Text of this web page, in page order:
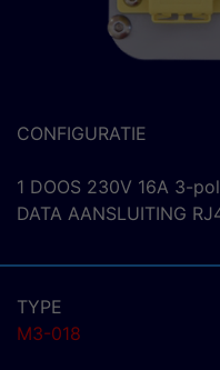
CONFIGURATIE
1 DOOS 230V 16A 3-
DATA AANSLUITING
TYPE
M3-018